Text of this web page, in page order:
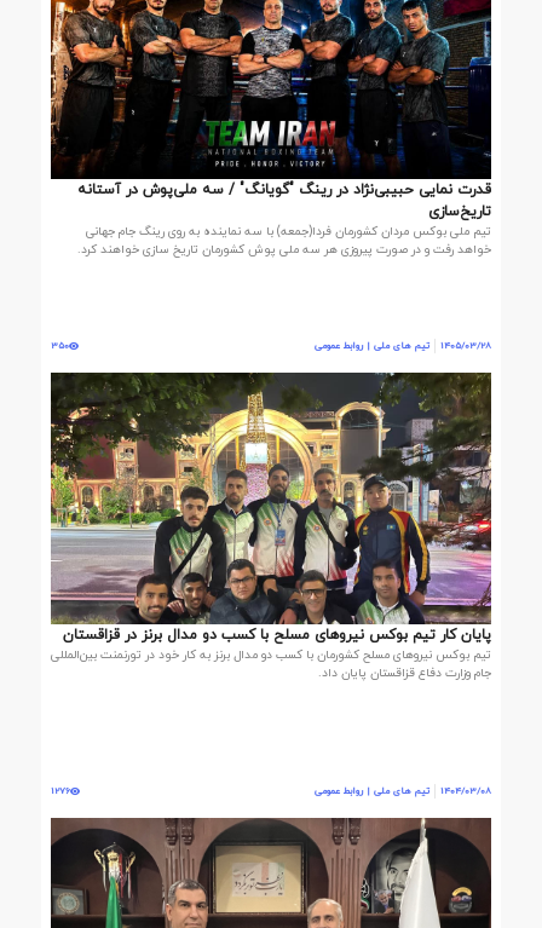
قدرت نمایی حبیبی‌نژاد در رینگ "گویانگ" / سه ملی‌پوش در آستانه
تاریخ‌سازی
تیم ملی بوکس مردان کشورمان فردا(جمعه) با سه نماینده به روی رینگ جام جهانی
خواهد رفت و در صورت پیروزی هر سه ملی پوش کشورمان تاریخ سازی خواهند کرد.
1405/03/28 تیم های ملی | روابط عمومی 350
پایان کار تیم بوکس نیروهای مسلح با کسب دو مدال برنز در قزاقستان
تیم بوکس نیروهای مسلح کشورمان با کسب دو مدال برنز به کار خود در تورنمنت بین‌المللی
جام وزارت دفاع قزاقستان پایان داد.
1404/03/08 تیم های ملی | روابط عمومی 1276